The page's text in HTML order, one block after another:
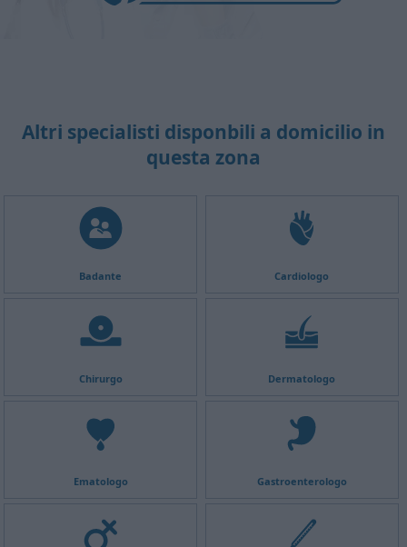
Altri specialisti disponbili a domicilio in
questa zona
Badante Cardiologo
Chirurgo Dermatologo
Ematologo Gastroenterologo